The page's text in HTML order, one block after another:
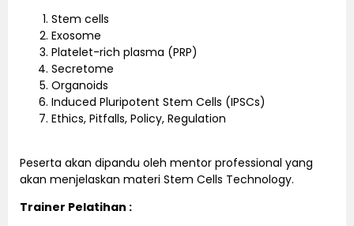
Stem cells
Exosome
Platelet-rich plasma (PRP)
Secretome
Organoids
Induced Pluripotent Stem Cells (IPSCs)
Ethics, Pitfalls, Policy, Regulation
Peserta akan dipandu oleh mentor professional yang
akan menjelaskan materi Stem Cells Technology.
Trainer Pelatihan :